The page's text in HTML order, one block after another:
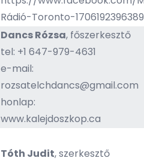
Rádió-Toronto-
Dancs Rózsa, főszerkesztő
tel: +1 647-979-4631
e-mail:
rozsatelchdancs@gmail.com
honlap:
www.kalejdoszkop.ca
Tóth Judit, szerkesztő